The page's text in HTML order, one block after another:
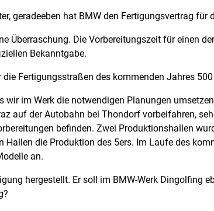
geradeeben hat BMW den Fertigungsvertrag für
Überraschung. Die Vorbereitungszeit für einen
Bekanntgabe.
Fertigungsstraßen des kommenden Jahres
wir im Werk die notwendigen Planungen
auf der Autobahn bei Thondorf vorbeifahren,
befinden. Zwei Produktionshallen
Hallen die Produktion des 5ers. Im Laufe des
an.
hergestellt. Er soll im BMW-Werk Dingolfing